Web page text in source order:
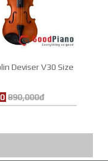
Deviser V30 Size
890,000đ